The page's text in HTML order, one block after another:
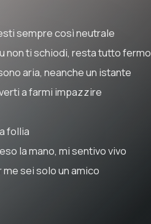
sempre così neutrale
non ti schiodi, resta tutto fermo
aria, neanche un istante
a farmi impazzire
follia
la mano, mi sentivo vivo
sei solo un amico